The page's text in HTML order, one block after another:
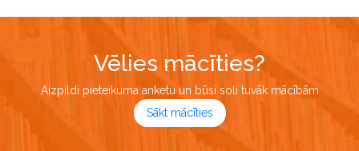
Vēlies mācīties?
Aizpildi pieteikuma anketu un būsi soli tuvāk mācībām
Sākt mācīties